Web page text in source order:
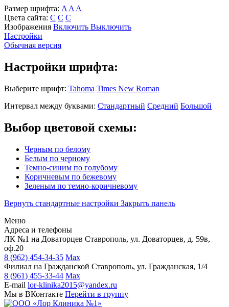
Размер шрифта: A A A
Цвета сайта: С С С
Изображения Включить Выключить
Настройки
Обычная версия
Настройки шрифта:
Выберите шрифт: Tahoma Times New Roman
Интервал между буквами: Стандартный Средний Большой
Выбор цветовой схемы:
Черным по белому
Белым по черному
Темно-синим по голубому
Коричневым по бежевому
Зеленым по темно-коричневому
Вернуть стандартные настройки Закрыть панель
Меню
Адреса и телефоны
ЛК №1 на Доваторцев Ставрополь, ул. Доваторцев, д. 59в,
оф.20
8 (962) 454-34-35 Max
Филиал на Гражданской Ставрополь, ул. Гражданская, 1/4
8 (961) 455-33-44 Max
E-mail lor-klinika2015@yandex.ru
Мы в ВКонтакте Перейти в группу